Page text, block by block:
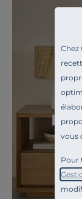
Chez
vous
Pour
Toute
Ile